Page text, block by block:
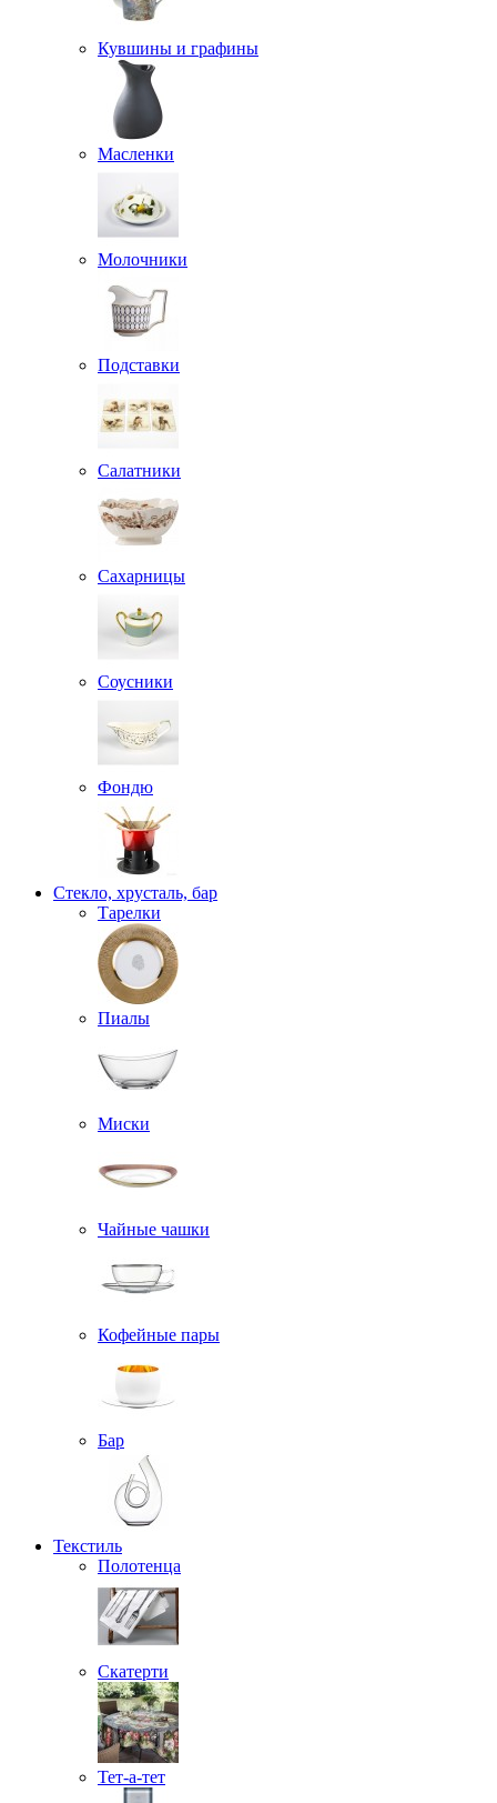
Кувшины и графины
Масленки
Молочники
Подставки
Салатники
Сахарницы
Соусники
Фондю
Стекло, хрусталь, бар
Тарелки
Пиалы
Миски
Чайные чашки
Кофейные пары
Бар
Текстиль
Полотенца
Скатерти
Тет-а-тет